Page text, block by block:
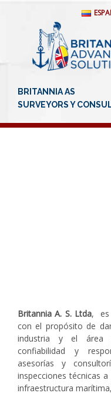
Britannia A. S. Ltda, es
con el propósito de
industria y el área
confiabilidad y
asesorías y
inspecciones técnicas
infraestructura